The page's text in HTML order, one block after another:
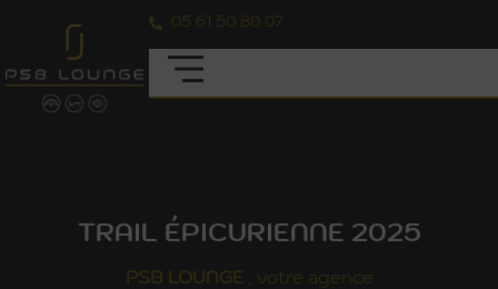
05 61 50 80 07
TRAIL ÉPICURIENNE 2025
PSB LOUNGE , votre agence